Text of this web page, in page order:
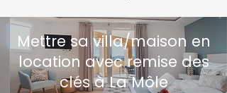
Mettre sa villa/maison en
location avec remise des
clés à La Môle